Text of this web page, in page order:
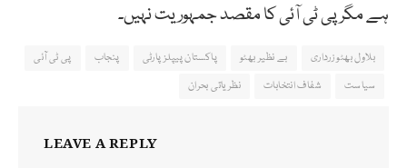
ہے مگر پی ٹی آئی کا مقصد جمہوریت نہیں۔
بلاول بھٹو زرداری بے نظیر بھٹو پاکستان پیپلز پارٹی پنجاب
پی ٹی آئی
سیاست
شفاف انتخابات نظریاتی بحران
LEAVE A REPLY